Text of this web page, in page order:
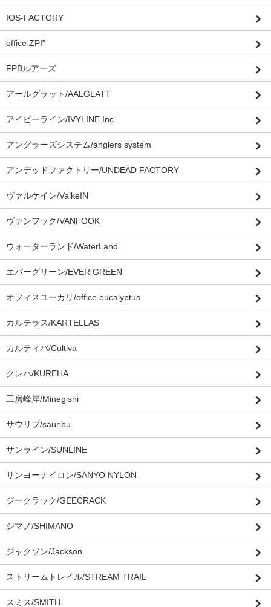
IOS-FACTORY
office ZPI”
FPBルアーズ
アールグラット/AALGLATT
アイビーライン/IVYLINE.Inc
アングラーズシステム/anglers system
アンデッドファクトリー/UNDEAD FACTORY
ヴァルケイン/ValkeIN
ヴァンフック/VANFOOK
ウォーターランド/WaterLand
エバーグリーン/EVER GREEN
オフィスユーカリ/office eucalyptus
カルテラス/KARTELLAS
カルティバ/Cultiva
クレハ/KUREHA
工房峰岸/Minegishi
サウリブ/sauribu
サンライン/SUNLINE
サンヨーナイロン/SANYO NYLON
ジークラック/GEECRACK
シマノ/SHIMANO
ジャクソン/Jackson
ストリームトレイル/STREAM TRAIL
スミス/SMITH